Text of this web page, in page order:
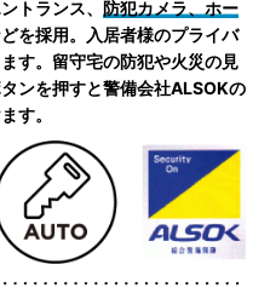
トランス、 防犯カメラ、ホー
を採用。入居者様のプライバ
す。留守宅の防犯や火災の見
ンを押すと警備会社ALSOKの
す。